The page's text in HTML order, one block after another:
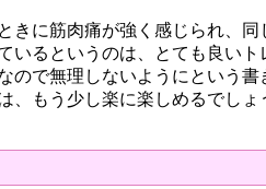
に筋肉痛が強く感じられ、
るというのは、とても良い
で無理しないようにという書
もう少し楽に楽しめるでしょ